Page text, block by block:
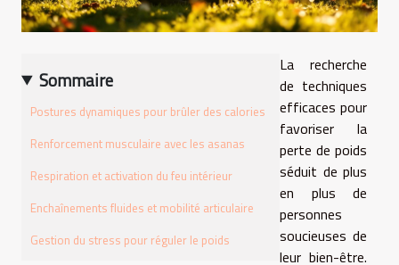
Sommaire
Postures dynamiques pour brûler des calories
Renforcement musculaire avec les asanas
Respiration et activation du feu intérieur
Enchaînements fluides et mobilité articulaire
Gestion du stress pour réguler le poids
La recherche
de techniques
efficaces pour
favoriser la
perte de poids
séduit de plus
en plus de
personnes
soucieuses de
leur bien-être.